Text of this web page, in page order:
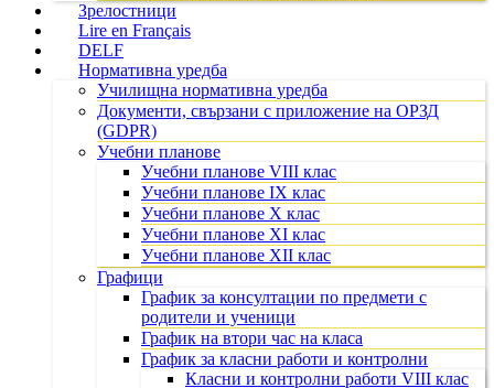
Зрелостници
Lire en Français
DELF
Нормативна уредба
Училищна нормативна уредба
Документи, свързани с приложение на ОРЗД
(GDPR)
Учебни планове
Учебни планове VIII клас
Учебни планове IX клас
Учебни планове X клас
Учебни планове XI клас
Учебни планове XII клас
Графици
График за консултации по предмети с
родители и ученици
График на втори час на класа
График за класни работи и контролни
Класни и контролни работи VIII клас